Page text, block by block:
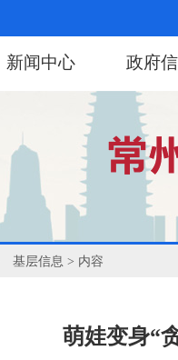
新闻中心 政府
基层信息 > 内容
萌娃变身“